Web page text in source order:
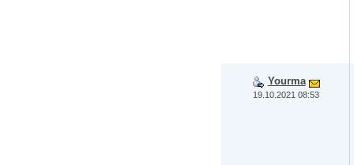
Yourma
19.10.2021 08:53